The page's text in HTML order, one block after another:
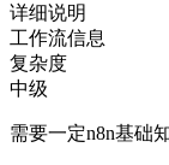
详细说明
工作流信息
复杂度
中级
需要一定n8n基础